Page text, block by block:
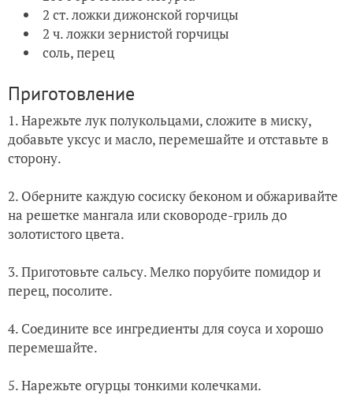
2 ст. ложки дижонской горчицы
2 ч. ложки зернистой горчицы
соль, перец
Приготовление
1. Нарежьте лук полукольцами, сложите в миску,
добавьте уксус и масло, перемешайте и отставьте в
сторону.
2. Оберните каждую сосиску беконом и обжаривайте
на решетке мангала или сковороде-гриль до
золотистого цвета.
3. Приготовьте сальсу. Мелко порубите помидор и
перец, посолите.
4. Соедините все ингредиенты для соуса и хорошо
перемешайте.
5. Нарежьте огурцы тонкими колечками.